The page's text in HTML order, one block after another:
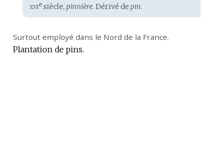
Étymologie
:
xviesiècle, pinnière. Dérivé de pin.
Surtout employé dans le Nord de la France.
Plantation de pins.